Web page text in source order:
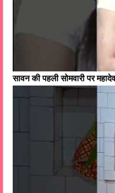
सावन की पहली सोमवारी पर